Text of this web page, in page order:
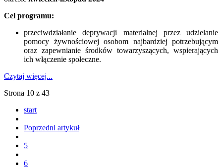
Cel programu:
przeciwdziałanie deprywacji materialnej przez udzielanie
pomocy żywnościowej osobom najbardziej potrzebującym
oraz zapewnianie środków towarzyszących, wspierających
ich włączenie społeczne.
Czytaj więcej...
Strona 10 z 43
start
Poprzedni artykuł
5
6